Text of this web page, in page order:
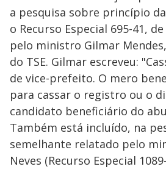
a pesquisa sobre princípio
o Recurso Especial 695-41,
pelo ministro Gilmar
do TSE. Gilmar escreveu:
de vice-prefeito. O mero
para cassar o registro ou o
candidato beneficiário do
Também está incluído, na
semelhante relatado pelo
Neves (Recurso Especial